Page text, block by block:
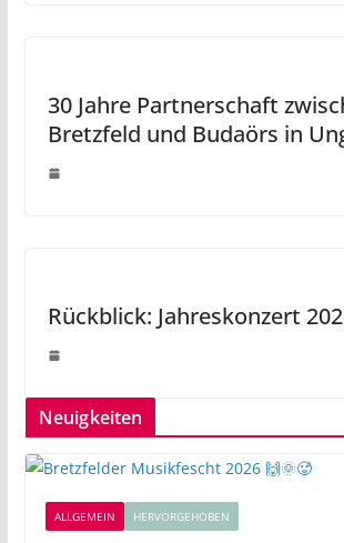
30 Jahre Partnerschaft
Bretzfeld und Budaörs in
Rückblick: Jahreskonzert
Neuigkeiten
ALLGEMEIN HERVORGEHOBEN